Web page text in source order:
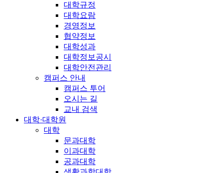
대학규정
대학요람
경영정보
협약정보
대학성과
대학정보공시
대학안전관리
캠퍼스 안내
캠퍼스 투어
오시는 길
교내 검색
대학·대학원
대학
문과대학
이과대학
공과대학